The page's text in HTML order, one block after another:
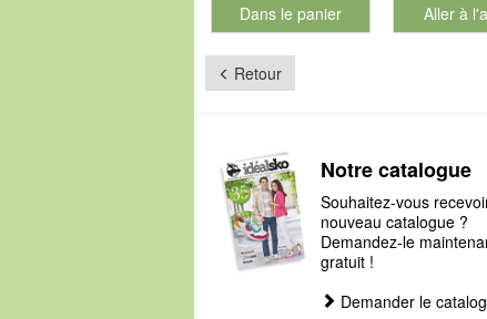
Dans le panier
pour le numéro de produit 901127
Aller à
Retour
Notre catalogue
Souhaitez-vous
nouveau catalogue ?
Demandez-le
gratuit !
Demander le